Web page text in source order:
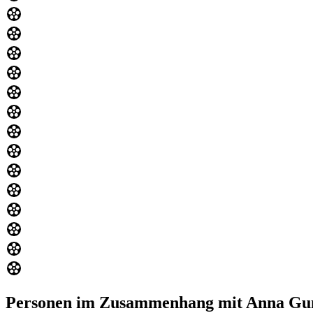
Personen im Zusammenhang mit Anna